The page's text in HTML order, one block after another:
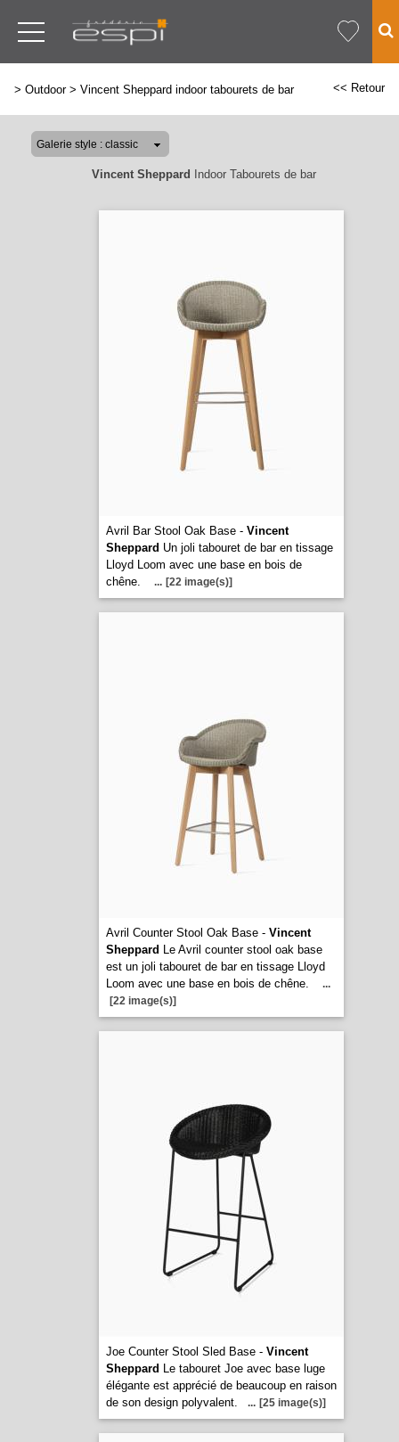
> Outdoor> Vincent Sheppard indoor tabourets de bar << Retour
Vincent Sheppard Indoor Tabourets de bar
Avril Bar Stool Oak Base - Vincent
Sheppard Un joli tabouret de bar en tissage
Lloyd Loom avec une base en bois de
chêne.
... [22 image(s)]
Avril Counter Stool Oak Base - Vincent
Sheppard Le Avril counter stool oak base
est un joli tabouret de bar en tissage Lloyd
Loom avec une base en bois de chêne.
...
[22 image(s)]
Joe Counter Stool Sled Base - Vincent
Sheppard Le tabouret Joe avec base luge
élégante est apprécié de beaucoup en raison
de son design polyvalent.
... [25 image(s)]